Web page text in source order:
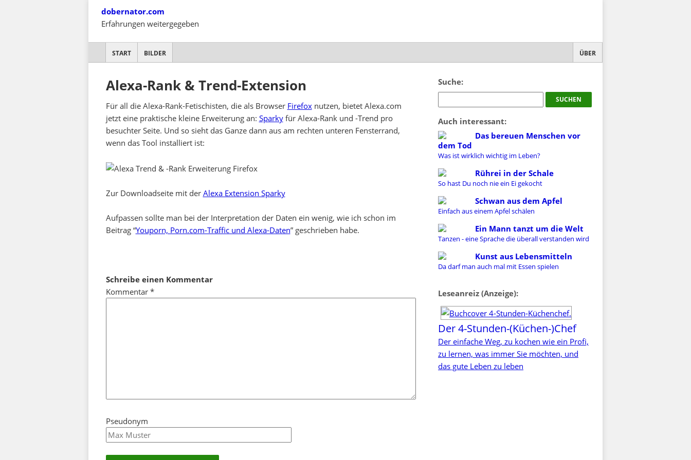
dobernator.com
Erfahrungen weitergegeben
SKIP TO CONTENT
START BILDER ÜBER
Alexa-Rank & Trend-Extension
Für all die Alexa-Rank-Fetischisten, die als Browser Firefoxnutzen, bietet Alexa.com
jetzt eine praktische kleine Erweiterung an: Sparkyfür Alexa-Rank und -Trend pro
besuchter Seite. Und so sieht das Ganze dann aus am rechten unteren Fensterrand,
wenn das Tool installiert ist:
Zur Downloadseite mit der Alexa Extension Sparky
Aufpassen sollte man bei der Interpretation der Daten ein wenig, wie ich schon im
Beitrag “Youporn, Porn.com-Traffic und Alexa-Daten” geschrieben habe.
Schreibe einen Kommentar
Kommentar *
Pseudonym
Suche:
Auch interessant:
Das bereuen Menschen vor
dem Tod
Was ist wirklich wichtig im Leben?
Rührei in der Schale
So hast Du noch nie ein Ei gekocht
Schwan aus dem Apfel
Einfach aus einem Apfel schälen
Ein Mann tanzt um die Welt
Tanzen - eine Sprache die überall verstanden wird
Kunst aus Lebensmitteln
Da darf man auch mal mit Essen spielen
Leseanreiz (Anzeige):
Der 4-Stunden-(Küchen-)Chef
Der einfache Weg, zu kochen wie ein Profi,
zu lernen, was immer Sie möchten, und
das gute Leben zu leben